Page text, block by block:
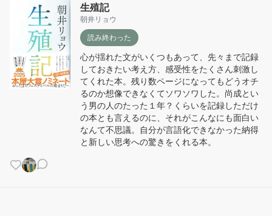
生殖記
朝井リョウ
読み終わった
心が揺れた文がいくつもあって、先々まで記録
しておきたい考え方、感受性をたくさん刺激し
てくれた本。残り数ページになってもどうオチ
るのか想像できなくてソワソワした。尚成とい
う男の人のたった１年？くらいを記録しただけ
の本とも言えるのに、それがこんなにも面白い
なんて不思議。自分が言語化できなかった納得
と新しい思考への驚きをくれる本。